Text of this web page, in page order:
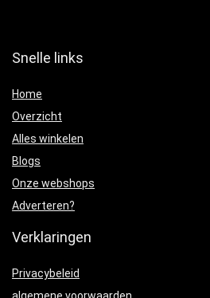
Snelle links
Home
Overzicht
Alles winkelen
Blogs
Onze webshops
Adverteren?
Verklaringen
Privacybeleid